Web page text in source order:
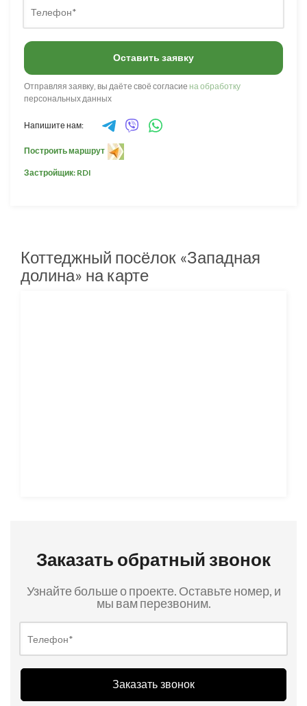
Оставить заявку
Отправляя заявку, вы даёте своё согласие на обработку
персональных данных
Напишите нам:
Построить маршрут
Застройщик: RDI
Коттеджный посёлок «Западная
долина» на карте
Заказать обратный звонок
Узнайте больше о проекте. Оставьте номер, и
мы вам перезвоним.
Заказать звонок